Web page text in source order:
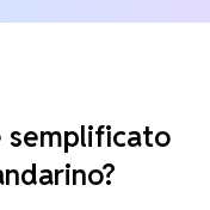
semplificato